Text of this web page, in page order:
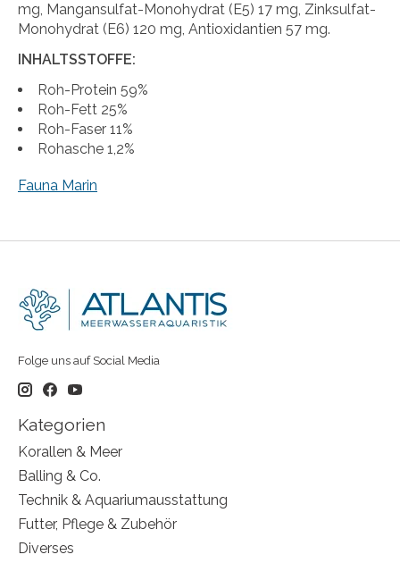
mg, Mangansulfat-Monohydrat (E5) 17 mg, Zinksulfat-
Monohydrat (E6) 120 mg, Antioxidantien 57 mg.
INHALTSSTOFFE:
Roh-Protein 59%
Roh-Fett 25%
Roh-Faser 11%
Rohasche 1,2%
Fauna Marin
Folge uns auf Social Media
Kategorien
Korallen & Meer
Balling & Co.
Technik & Aquariumausstattung
Futter, Pflege & Zubehör
Diverses